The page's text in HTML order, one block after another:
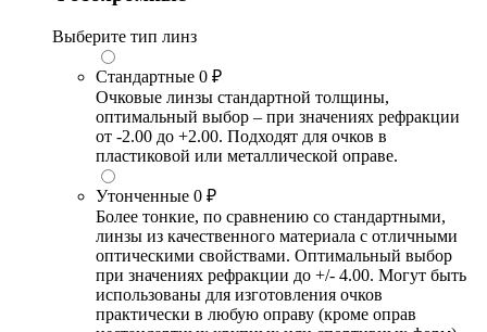
Выберите тип линз
Стандартные 0 ₽
Очковые линзы стандартной толщины,
оптимальный выбор – при значениях рефракции
от -2.00 до +2.00. Подходят для очков в
пластиковой или металлической оправе.
Утонченные 0 ₽
Более тонкие, по сравнению со стандартными,
линзы из качественного материала с отличными
оптическими свойствами. Оптимальный выбор
при значениях рефракции до +/- 4.00. Могут быть
использованы для изготовления очков
практически в любую оправу (кроме оправ